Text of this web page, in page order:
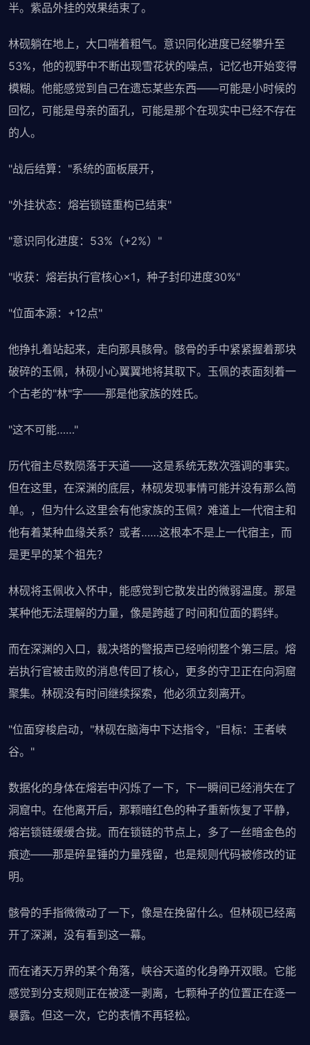
半。紫品外挂的效果结束了。
林砚躺在地上，大口喘着粗气。意识同化进度已经攀升至
53%，他的视野中不断出现雪花状的噪点，记忆也开始变得
模糊。他能感觉到自己在遗忘某些东西——可能是小时候的
回忆，可能是母亲的面孔，可能是那个在现实中已经不存在
的人。
"战后结算："系统的面板展开，
"外挂状态：熔岩锁链重构已结束"
"意识同化进度：53%（+2%）"
"收获：熔岩执行官核心×1，种子封印进度30%"
"位面本源：+12点"
他挣扎着站起来，走向那具骸骨。骸骨的手中紧紧握着那块
破碎的玉佩，林砚小心翼翼地将其取下。玉佩的表面刻着一
个古老的"林"字——那是他家族的姓氏。
"这不可能……"
历代宿主尽数陨落于天道——这是系统无数次强调的事实。
但在这里，在深渊的底层，林砚发现事情可能并没有那么简
单。，但为什么这里会有他家族的玉佩？难道上一代宿主和
他有着某种血缘关系？或者……这根本不是上一代宿主，而
是更早的某个祖先？
林砚将玉佩收入怀中，能感觉到它散发出的微弱温度。那是
某种他无法理解的力量，像是跨越了时间和位面的羁绊。
而在深渊的入口，裁决塔的警报声已经响彻整个第三层。熔
岩执行官被击败的消息传回了核心，更多的守卫正在向洞窟
聚集。林砚没有时间继续探索，他必须立刻离开。
"位面穿梭启动，"林砚在脑海中下达指令，"目标：王者峡
谷。"
数据化的身体在熔岩中闪烁了一下，下一瞬间已经消失在了
洞窟中。在他离开后，那颗暗红色的种子重新恢复了平静，
熔岩锁链缓缓合拢。而在锁链的节点上，多了一丝暗金色的
痕迹——那是碎星锤的力量残留，也是规则代码被修改的证
明。
骸骨的手指微微动了一下，像是在挽留什么。但林砚已经离
开了深渊，没有看到这一幕。
而在诸天万界的某个角落，峡谷天道的化身睁开双眼。它能
感觉到分支规则正在被逐一剥离，七颗种子的位置正在逐一
暴露。但这一次，它的表情不再轻松。